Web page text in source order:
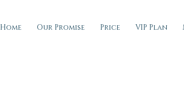
Home Our Promise Price VIP Plan